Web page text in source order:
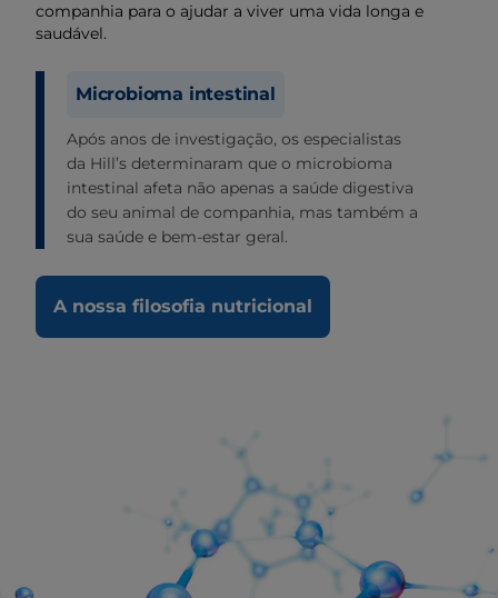
companhia para o ajudar a viver uma vida longa e
saudável.
Microbioma intestinal
Após anos de investigação, os especialistas
da Hill’s determinaram que o microbioma
intestinal afeta não apenas a saúde digestiva
do seu animal de companhia, mas também a
sua saúde e bem-estar geral.
A nossa filosofia nutricional